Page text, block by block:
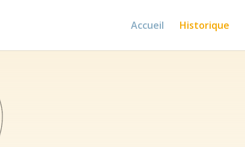
Accueil Historique